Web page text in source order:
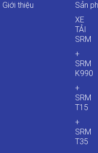
Giới thiệu
Sản
XE
TẢI
SRM
+
SRM
K990
+
SRM
T15
+
SRM
T35